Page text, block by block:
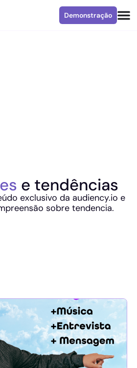
Demonstração
e tendências
exclusivo da audiency.io e
sobre tendencia.